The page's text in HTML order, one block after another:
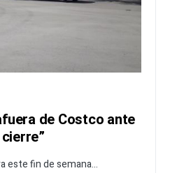
de Costco ante
este fin de semana...